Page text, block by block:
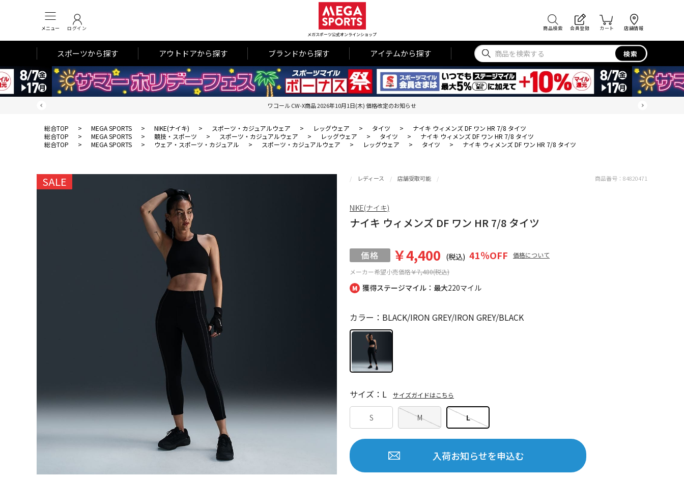
メニュー ログイン
メガスポーツ公式オンラインショップ
商品検索 会員登録 カート 店舗情報
スポーツから探す アウトドアから探す ブランドから探す アイテムから探す 検索
ワコール CW-X商品 2026年10月1日(木) 価格改定のお知らせ
総合TOP > MEGA SPORTS > NIKE(ナイキ) > スポーツ・カジュアルウェア > レッグウェア > タイツ >
ナイキ ウィメンズ DF ワン HR 7/8 タイツ
総合TOP
> MEGA SPORTS > 競技・スポーツ > スポーツ・カジュアルウェア > レッグウェア > タイツ >
ナイキ ウィメンズ DF ワン HR 7/8 タイツ
総合TOP
> MEGA SPORTS > ウェア・スポーツ・カジュアル > スポーツ・カジュアルウェア > レッグウェア > タイツ > ナイキ ウィメンズ DF ワン HR 7/8 タイツ
SALE
獲得ステージマイル：最大220マイル
レディース 店舗受取可能
ナイキ ウィメンズ DF ワン HR 7/8 タイツ
メーカー希望小売価格￥7,480(税込)
￥4,400 (税込) 41％OFF 価格について
カラー：BLACK/IRON GREY/IRON GREY/BLACK
S M L
サイズ：L サイズガイドはこちら
入荷お知らせを申込む
商品番号： 84820471
NIKE(ナイキ)